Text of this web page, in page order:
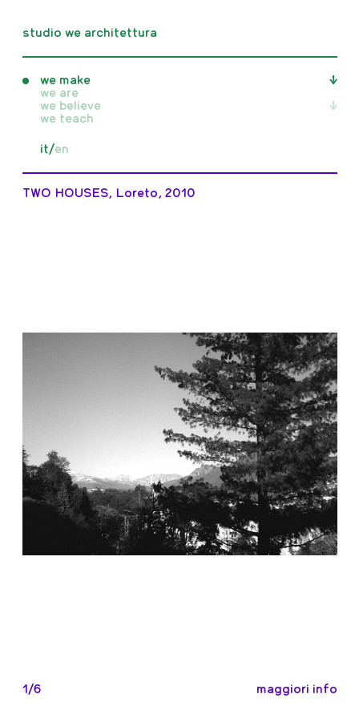
studio we architettura
we make
tutti
realizzati
we are
we believe
mostre
we teach
it/en
TWO HOUSES, Loreto, 2010
maggiori info
1/6